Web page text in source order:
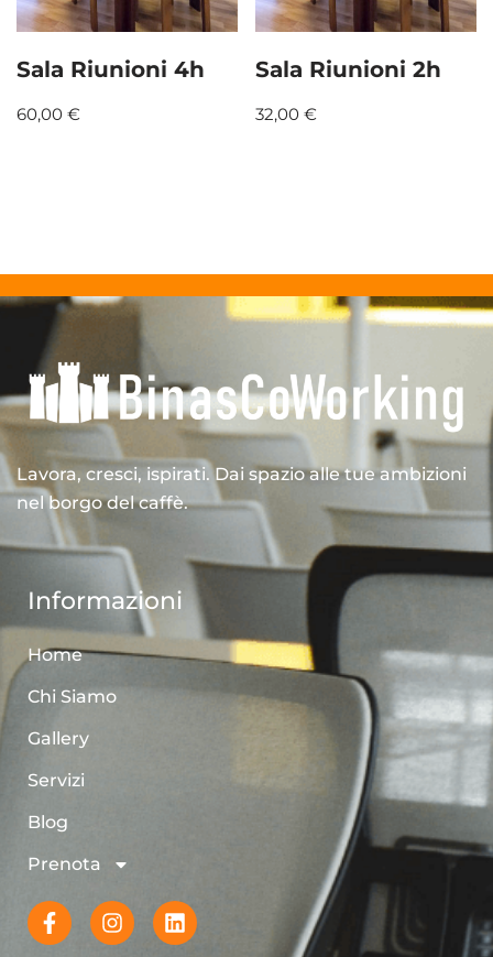
Sala Riunioni 4h
60,00 €
Sala Riunioni 2h
32,00€
Lavora, cresci, ispirati. Dai spazio alle tue ambizioni
nel borgo del caffè.
Informazioni
Home
Chi Siamo
Gallery
Servizi
Blog
Prenota